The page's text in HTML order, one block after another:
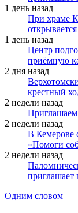
1 день назад
При храме
1 день назад
Центр
приёмную
2 дня назад
крестный
2 недели назад
Приглашаем
2 недели назад
В Кемерове
«Помоги
2 недели назад
приглашает
Одним словом